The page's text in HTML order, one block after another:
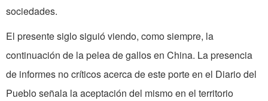
sociedades.
El presente siglo siguió viendo, como siempre, la
continuación de la pelea de gallos en China. La presencia
de informes no críticos acerca de este porte en el Diario del
Pueblo señala la aceptación del mismo en el territorio